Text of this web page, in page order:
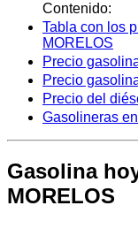
Contenido:
Tabla con los
MORELOS
Precio
Precio
Precio del
Gasolineras
Gasolina
MORELOS